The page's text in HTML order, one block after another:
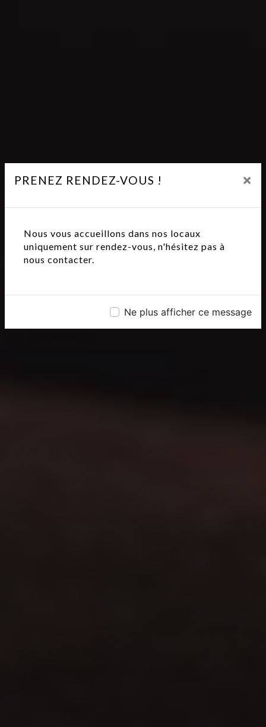
PRENEZ RENDEZ-VOUS ! ×
Nous vous accueillons dans nos locaux
uniquement sur rendez-vous, n'hésitez pas à
nous contacter.
Ne plus afficher ce message